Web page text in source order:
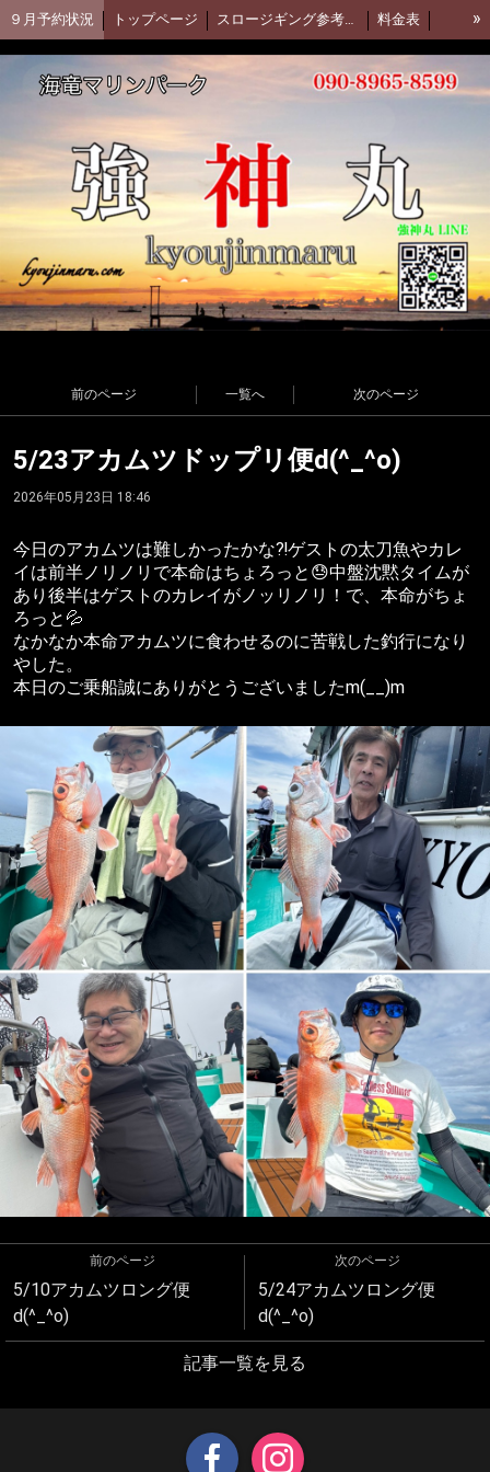
９月予約状況 トップページ スロージギング参考動画(Daiwa) 料金表
集合場所 強神丸 facebook アカムツ釣行動画
強神丸お客様釣果 釣果ブログ(アメブロ)
»
前のページ 一覧へ 次のページ
5/23アカムツドップリ便d(^_^o)
2026年05月23日 18:46
今日のアカムツは難しかったかな⁈ゲストの太刀魚やカレ
イは前半ノリノリで本命はちょろっと😓中盤沈黙タイムが
あり後半はゲストのカレイがノッリノリ！で、本命がちょ
ろっと💦
なかなか本命アカムツに食わせるのに苦戦した釣行になり
やした。
本日のご乗船誠にありがとうございましたm(__)m
前のページ
5/10アカムツロング便
d(^_^o)
次のページ
5/24アカムツロング便
d(^_^o)
記事一覧を見る